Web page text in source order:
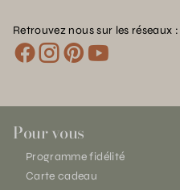
Retrouvez nous sur les réseaux :
Pour vous
Programme fidélité
Carte cadeau